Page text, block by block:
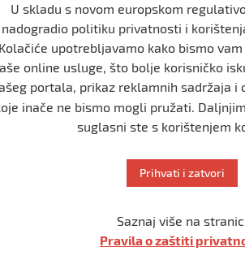
su upozorile da ta populacija
im nedostaju osnovna zdravstvena
trebala dobiti jednak pristup testovima
koji se nalaze u oficijelnim i
Uzimajući u obzir smrtonosnu opasnost
odlaganja“, navodi se u saopćenju.
migranata i izbjeglica i da ih ne
U skladu s novom europskom
nadogradio politiku privatnosti i
Kolačiće upotrebljavamo kako bismo
online usluge, što bolje korisničko
portala, prikaz reklamnih sadržaja
inače ne bismo mogli pružati.
suglasni ste s korištenjem
Prihvati i zatvori
Saznaj više na
Pravila o zaštiti